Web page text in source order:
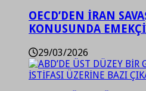
OECD’DEN İRAN
KONUSUNDA
29/03/2026